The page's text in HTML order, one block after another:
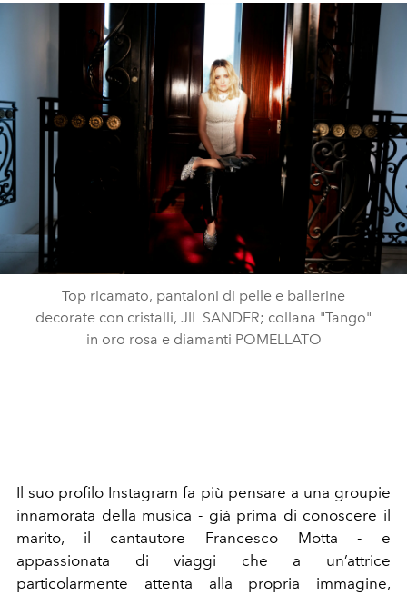
Top ricamato, pantaloni di pelle e ballerine
decorate con cristalli, JIL SANDER; collana "Tango"
in oro rosa e diamanti POMELLATO
Il suo profilo Instagram fa più pensare a una groupie
innamorata della musica - già prima di conoscere il
marito, il cantautore Francesco Motta - e
appassionata di viaggi che a un’attrice
particolarmente attenta alla propria immagine,